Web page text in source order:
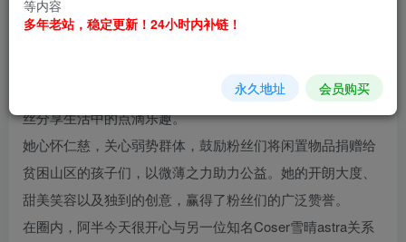
粉丝喜爱。她的Cosplay作品独具匠心，洋溢着温暖与趣
味，其中猫踩奶系列尤为闻名。这一系列作品不仅产生了大
还热衷于烹饪，常在社交媒体上展示自己的美食创作，与粉
丝分享生活中的点滴乐趣。
她心怀仁慈，关心弱势群体，鼓励粉丝们将闲置物品捐赠给
贫困山区的孩子们，以微薄之力助力公益。她的开朗大度、
甜美笑容以及独到的创意，赢得了粉丝们的广泛赞誉。
在圈内，阿半今天很开心与另一位知名Coser雪晴astra关系
等内容
多年老站，稳定更新！24小时内补链！
永久地址 会员购买